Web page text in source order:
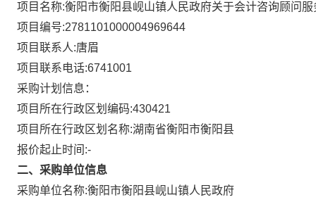
项目名称:衡阳市衡阳县岘山镇人民政府关于会计咨询顾问
项目编号:2781101000004969644
项目联系人:唐眉
项目联系电话:6741001
采购计划信息：
项目所在行政区划编码:430421
项目所在行政区划名称:湖南省衡阳市衡阳县
报价起止时间:-
二、采购单位信息
采购单位名称:衡阳市衡阳县岘山镇人民政府